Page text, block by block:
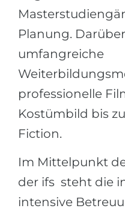
Planung.
umfangreiche
professionelle
Kostümbild bis
Fiction.
Im Mittelpunkt
der ifs steht die
intensive